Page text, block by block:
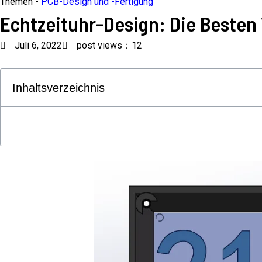
Echtzeituhr-Design: Die
Juli 6, 2022 post views：12
Inhaltsverzeichnis